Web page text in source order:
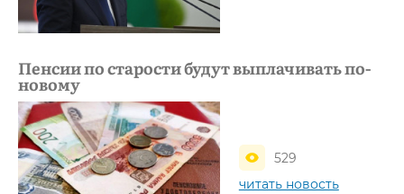
Пенсии по старости будут выплачивать по-
новому
529
читать новость